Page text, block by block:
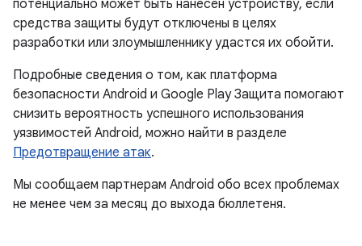
потенциально может быть нанесен устройству, если
средства защиты будут отключены в целях
разработки или злоумышленнику удастся их обойти.
Подробные сведения о том, как платформа
безопасности Android и Google Play Защита помогают
снизить вероятность успешного использования
уязвимостей Android, можно найти в разделе
Предотвращение атак.
Мы сообщаем партнерам Android обо всех проблемах
не менее чем за месяц до выхода бюллетеня.